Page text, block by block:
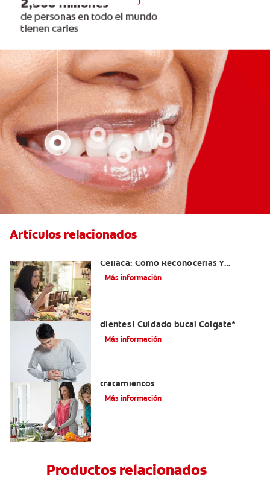
Artículos relacionados
Celíaca: Cómo Reconocerlas Y
Tratarlas
Más información
dientes | Cuidado bucal Colgate®
Más información
tratamientos
Más información
Productos relacionados